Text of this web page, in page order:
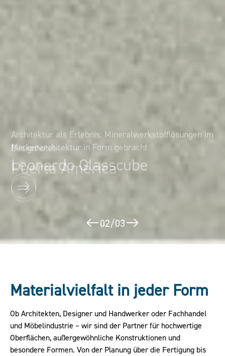
Markenarchitektur in Form gebracht
Leonardo Glasscube
Architektur als Erlebnis: Mineralwerkstofflösungen im
Designhotel
Puerta América
02/03
Materialvielfalt in jeder Form
Ob Architekten, Designer und Handwerker oder Fachhandel
und Möbelindustrie – wir sind der Partner für hochwertige
Oberflächen, außergewöhnliche Konstruktionen und
besondere Formen. Von der Planung über die Fertigung bis